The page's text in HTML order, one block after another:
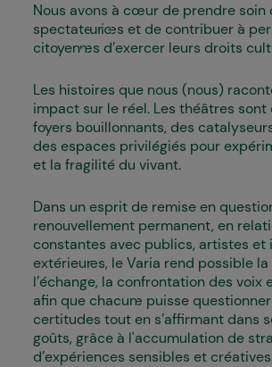
Nous avons à cœur de prendre soin
spectateur·ices et de contribuer à
citoyen·nes d’exercer leurs droits
Les histoires que nous (nous)
impact sur le réel. Les théâtres sont
foyers bouillonnants, des
des espaces privilégiés pour
et la fragilité du vivant.
Dans un esprit de remise en
renouvellement permanent, en
constantes avec publics, artistes et
extérieur·es, le Varia rend possible
l’échange, la confrontation des voix
afin que chacun·e puisse
certitudes tout en s’affirmant dans
goûts, grâce à l'accumulation de
d’expériences sensibles et